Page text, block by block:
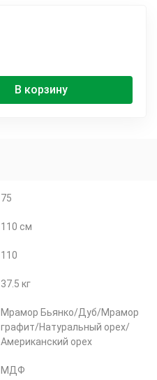
В корзину
75
110 см
110
37.5 кг
Мрамор Бьянко/Дуб/Мрамор
графит/Натуральный орех/
Американский орех
МДФ